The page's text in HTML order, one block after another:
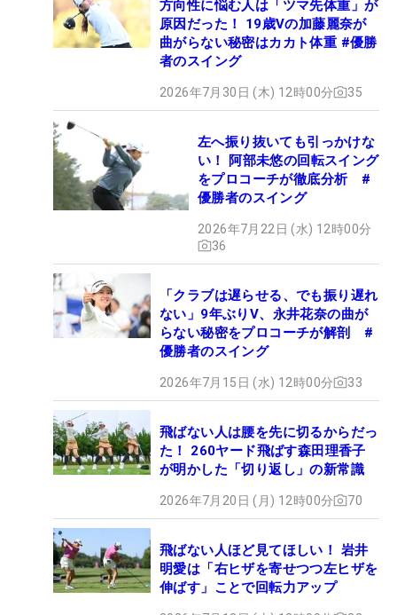
方向性に悩む人は「ツマ先体重」が
原因だった！ 19歳Vの加藤麗奈が
曲がらない秘密はカカト体重 #優勝
者のスイング
2026年7月30日 (木) 12時00分 35
左へ振り抜いても引っかけな
い！ 阿部未悠の回転スイング
をプロコーチが徹底分析 #
優勝者のスイング
2026年7月22日 (水) 12時00分
36
「クラブは遅らせる、でも振り遅れ
ない」9年ぶりV、永井花奈の曲が
らない秘密をプロコーチが解剖 #
優勝者のスイング
2026年7月15日 (水) 12時00分 33
飛ばない人は腰を先に切るからだっ
た！ 260ヤード飛ばす森田理香子
が明かした「切り返し」の新常識
2026年7月20日 (月) 12時00分 70
飛ばない人ほど見てほしい！ 岩井
明愛は「右ヒザを寄せつつ左ヒザを
伸ばす」ことで回転力アップ